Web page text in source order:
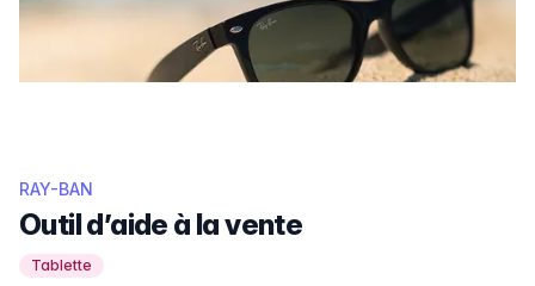
RAY-BAN
Outil d’aide à la vente
Tablette